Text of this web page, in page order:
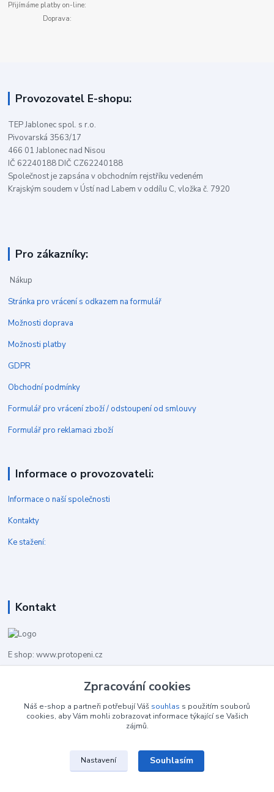
Přijímáme platby on-line:
Doprava:
Provozovatel E-shopu:
TEP Jablonec spol. s r.o.
Pivovarská 3563/17
466 01 Jablonec nad Nisou
IČ 62240188 DIČ CZ62240188
Společnost je zapsána v obchodním rejstříku vedeném
Krajským soudem v Ústí nad Labem v oddílu C, vložka č. 7920
Pro zákazníky:
Nákup
Stránka pro vrácení s odkazem na formulář
Možnosti doprava
Možnosti platby
GDPR
Obchodní podmínky
Formulář pro vrácení zboží / odstoupení od smlouvy
Formulář pro reklamaci zboží
Informace o provozovateli:
Informace o naší společnosti
Kontakty
Ke stažení:
Kontakt
E shop: www.protopeni.cz
+420 483 710 226
info@protopeni.cz
Zpracování cookies
Náš e-shop a partneři potřebují Váš souhlas s použitím souborů
cookies, aby Vám mohli zobrazovat informace týkající se Vašich
zájmů.
Nastavení Souhlasím